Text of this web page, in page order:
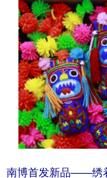
南博首发新品——绣